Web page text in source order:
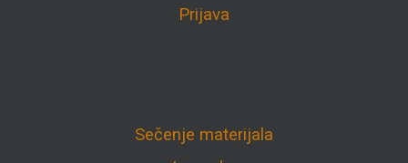
Prijava
Sečenje materijala